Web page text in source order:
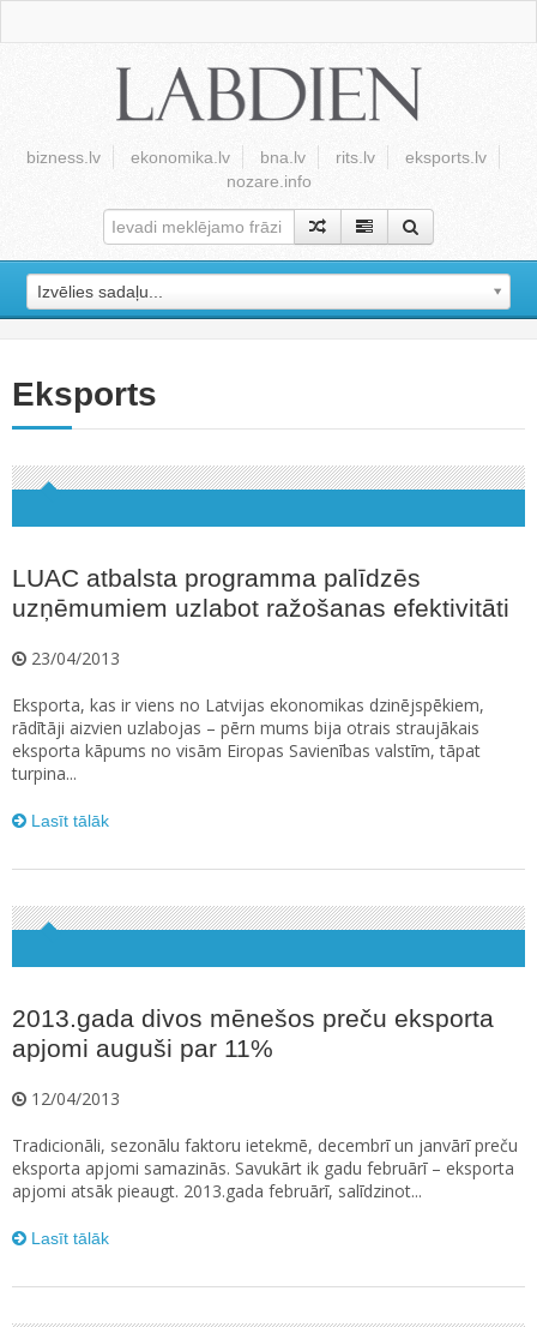
bizness.lv ekonomika.lv bna.lv rits.lv
eksports.lv
nozare.info
Izvēlies sadaļu...
Eksports
LUAC atbalsta programma palīdzēs
uzņēmumiem uzlabot ražošanas efektivitāti
23/04/2013
Eksporta, kas ir viens no Latvijas ekonomikas dzinējspēkiem,
rādītāji aizvien uzlabojas – pērn mums bija otrais straujākais
eksporta kāpums no visām Eiropas Savienības valstīm, tāpat
turpina...
Lasīt tālāk
2013.gada divos mēnešos preču eksporta
apjomi auguši par 11%
12/04/2013
Tradicionāli, sezonālu faktoru ietekmē, decembrī un janvārī preču
eksporta apjomi samazinās. Savukārt ik gadu februārī – eksporta
apjomi atsāk pieaugt. 2013.gada februārī, salīdzinot...
Lasīt tālāk